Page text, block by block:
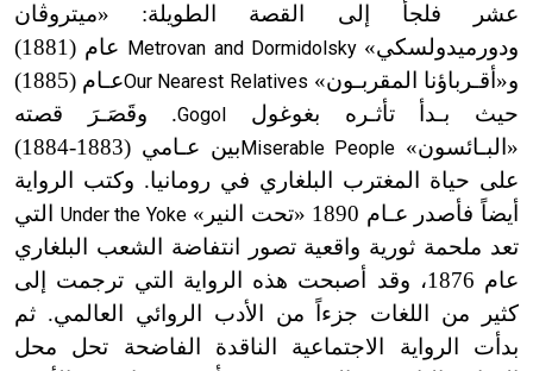
عشر فلجأ إلى القصة الطويلة: «ميتروڤان
ودورميدولسكي» Metrovan and Dormidolsky
عام (1881)
و«أقـرباؤنا المقربـون» Our Nearest Relativesعـا
م (1885)
حيث بـدأ تأثـره بغوغول
Gogol. وقَصَـرَ قصته
«البـائسون» Miserable People
بين عـامي (1883-1884)
على حياة المغترب البلغاري في رومانيا. وكتب الرواية
أيضاً فأصدر عـام 1890 «تحت النير»
Under the Yoke التي
تعد ملحمة ثورية واقعية تصور انتفاضة الشعب البلغاري
عام 1876، وقد أصبحت هذه الرواية التي ترجمت إلى
كثير من اللغات جزءاً من الأدب الروائي العالمي. ثم
بدأت الرواية الاجتماعية الناقدة الفاضحة تحل محل